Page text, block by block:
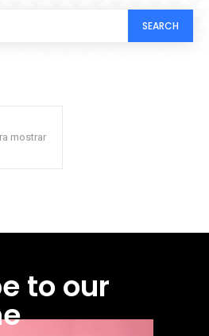
SEARCH
mostrar
to our